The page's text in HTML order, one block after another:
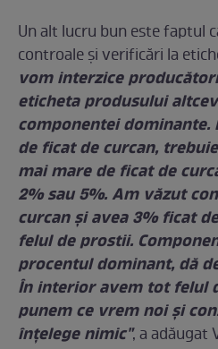
Un alt lucru bun este faptul
controale și verificări la
vom interzice
eticheta produsului
componentei dominante.
de ficat de curcan,
mai mare de ficat de
2% sau 5%. Am văzut
curcan și avea 3% ficat
felul de prostii.
procentul dominant, dă
În interior avem tot felul
punem ce vrem noi și
înțelege nimic", a adăugat